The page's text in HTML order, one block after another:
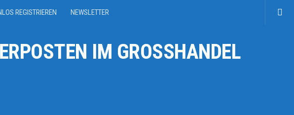
REGISTRIEREN NEWSLETTER
IM GROSSHANDEL